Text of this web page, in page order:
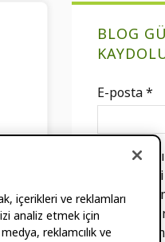
Birincil
Kenar
Çubuğu
BLOG
E-posta*
E-
bizim
içerikleri ve reklamları
analiz etmek için
reklamcılık ve